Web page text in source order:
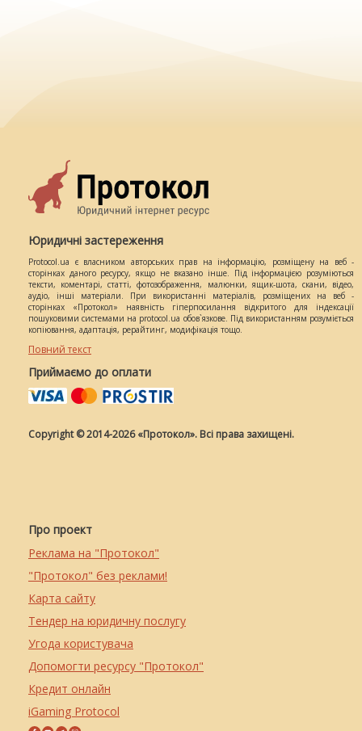
Юридичні застереження
Protocol.ua є власником авторських прав на інформацію, розміщену на веб -
сторінках даного ресурсу, якщо не вказано інше. Під інформацією розуміються
тексти, коментарі, статті, фотозображення, малюнки, ящик-шота, скани, відео,
аудіо, інші матеріали. При використанні матеріалів, розміщених на веб -
сторінках «Протокол» наявність гіперпосилання відкритого для індексації
пошуковими системами на protocol.ua обов`язкове. Під використанням розуміється
копіювання, адаптація, рерайтинг, модифікація тощо.
Повний текст
Приймаємо до оплати
Copyright © 2014-2026 «Протокол». Всі права захищені.
Про проект
Реклама на "Протокол"
"Протокол" без реклами!
Карта сайту
Тендер на юридичну послугу
Угода користувача
Допомогти ресурсу "Протокол"
Кредит онлайн
iGaming Protocol